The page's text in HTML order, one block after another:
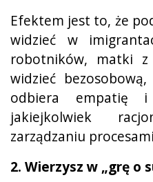
Efektem jest to, że
widzieć w
robotników, matki z
widzieć
odbiera empatię
jakiejkolwiek
zarządzaniu
2. Wierzysz w „grę o